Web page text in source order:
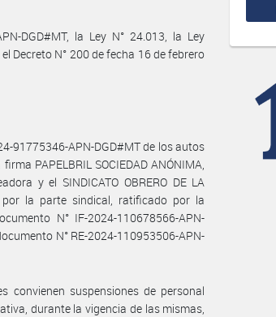
DGD#MT, la Ley N° 24.013, la Ley
Decreto N° 200 de fecha 16 de febrero
91775346-APN-DGD#MT de los autos
PAPELBRIL SOCIEDAD ANÓNIMA,
y el SINDICATO OBRERO DE LA
por la parte sindical, ratificado por la
N° IF-2024-110678566-APN-
N° RE-2024-110953506-APN-
convienen suspensiones de personal
durante la vigencia de las mismas,